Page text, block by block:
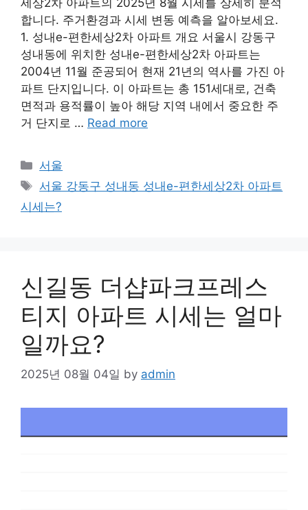
합니다. 주거환경과 시세 변동 예측을 알아보세요.
1. 성내e-편한세상2차 아파트 개요 서울시 강동구
성내동에 위치한 성내e-편한세상2차 아파트는
2004년 11월 준공되어 현재 21년의 역사를 가진 아
파트 단지입니다. 이 아파트는 총 151세대로, 건축
면적과 용적률이 높아 해당 지역 내에서 중요한 주
거 단지로 … Read more
Categories
서울
Tags
서울 강동구 성내동 성내e-편한세상2차 아파트
시세는?
신길동 더샵파크프레스
티지 아파트 시세는 얼마
일까요?
2025년 08월 04일 by admin